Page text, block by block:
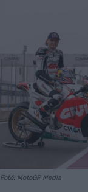
Fotó: MotoGP Media